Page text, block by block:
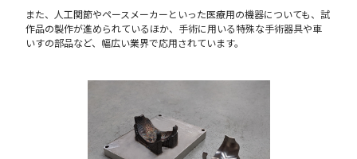
また、人工関節やペースメーカーといった医療用の機器についても、試
作品の製作が進められているほか、手術に用いる特殊な手術器具や車
いすの部品など、幅広い業界で応用されています。